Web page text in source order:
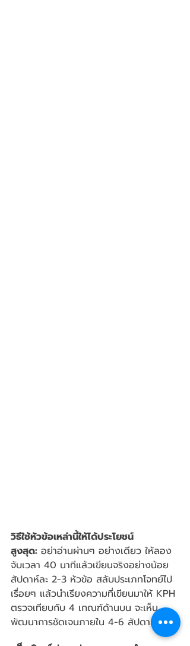
วิธีใช้หัวข้อเหล่านี้ให้ได้ประโยชน์
สูงสุด: อย่าอ่านผ่านๆ อย่างเดียว ให้ลอง
จับเวลา 40 นาทีแล้วเขียนจริงอย่างน้อย
สัปดาห์ละ 2-3 หัวข้อ สลับประเภทโจทย์ไป
เรื่อยๆ แล้วนำเรียงความที่เขียนมาให้ KPH
ตรวจเทียบกับ 4 เกณฑ์ด้านบน จะเห็น
พัฒนาการชัดเจนภายใน 4-6 สัปดาห์